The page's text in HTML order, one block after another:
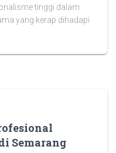
tinggi dalam
yang kerap dihadapi
Semarang